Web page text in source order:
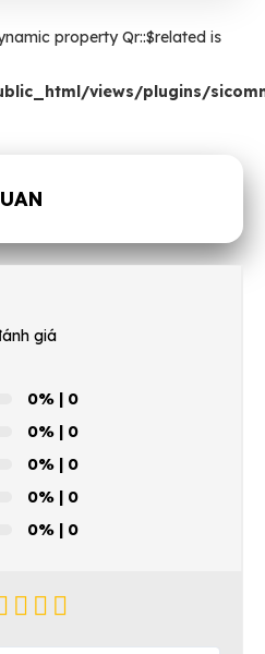
property Qr::$related is
views/plugins/
giá
0% | 0
0% | 0
0% | 0
0% | 0
0% | 0